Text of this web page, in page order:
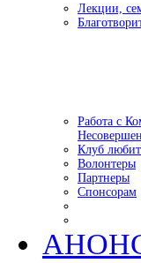
Лекции,
Работа с
Клуб
Волонтеры
Партнеры
Спонсорам